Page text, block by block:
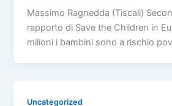
Massimo Ragnedda (Tiscali)
rapporto di Save the Children in
milioni i bambini sono a rischio
Uncategorized